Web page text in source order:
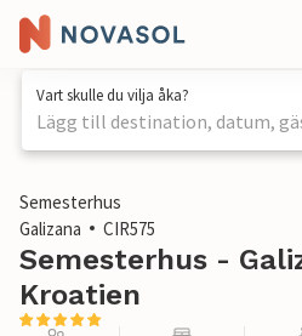
Vart skulle du vilja åka?
Lägg till destination, datum,
1 / 52
Semesterhus
Galizana
CIR575
Semesterhus -
Kroatien